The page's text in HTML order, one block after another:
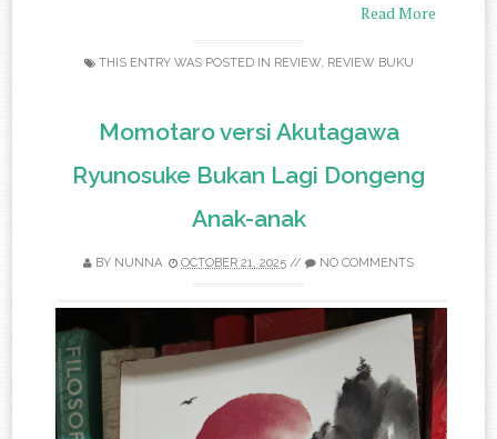
Read More
THIS ENTRY WAS POSTED IN REVIEW, REVIEW BUKU
Momotaro versi Akutagawa
Ryunosuke Bukan Lagi Dongeng
Anak-anak
BY NUNNA OCTOBER 21, 2025 // NO COMMENTS